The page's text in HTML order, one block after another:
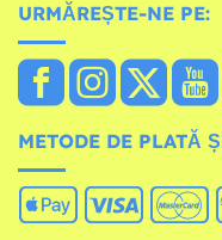
URMĂREȘTE-NE PE:
METODE DE PLATĂ